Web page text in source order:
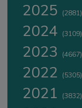
2025 (2881)
2024 (3109)
2023 (4667)
2022 (5305)
2021 (3832)